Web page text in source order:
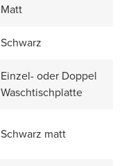
Matt
Schwarz
Einzel- oder Doppel
Waschtischplatte
Schwarz matt